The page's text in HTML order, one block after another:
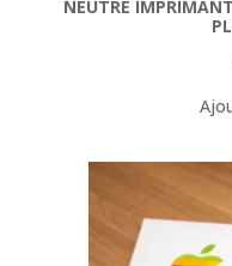
NEUTRE